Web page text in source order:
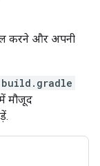
करने और अपनी
build.gradle
मौजूद